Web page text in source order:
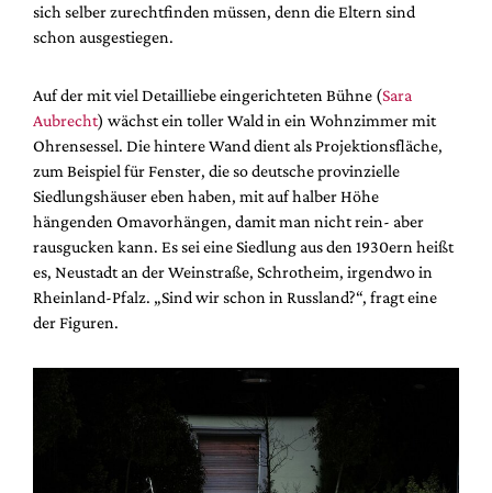
sich selber zurechtfinden müssen, denn die Eltern sind
schon ausgestiegen.
Auf der mit viel Detailliebe eingerichteten Bühne (Sara
Aubrecht) wächst ein toller Wald in ein Wohnzimmer mit
Ohrensessel. Die hintere Wand dient als Projektionsfläche,
zum Beispiel für Fenster, die so deutsche provinzielle
Siedlungshäuser eben haben, mit auf halber Höhe
hängenden Omavorhängen, damit man nicht rein- aber
rausgucken kann. Es sei eine Siedlung aus den 1930ern heißt
es, Neustadt an der Weinstraße, Schrotheim, irgendwo in
Rheinland-Pfalz. „Sind wir schon in Russland?“, fragt eine
der Figuren.